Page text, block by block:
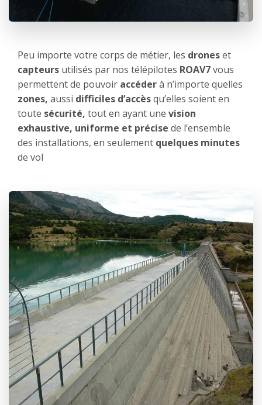
Peu importe votre corps de métier, les droneset
capteurs utilisés par nos télépilotes ROAV7vous
permettent de pouvoir accéderà n’importe quelles
zones, aussi difficiles d’accèsqu’elles soient en
toute sécurité, tout en ayant une vision
exhaustive, uniforme et précise de l’ensemble
des installations, en seulement quelques minutes
de vol